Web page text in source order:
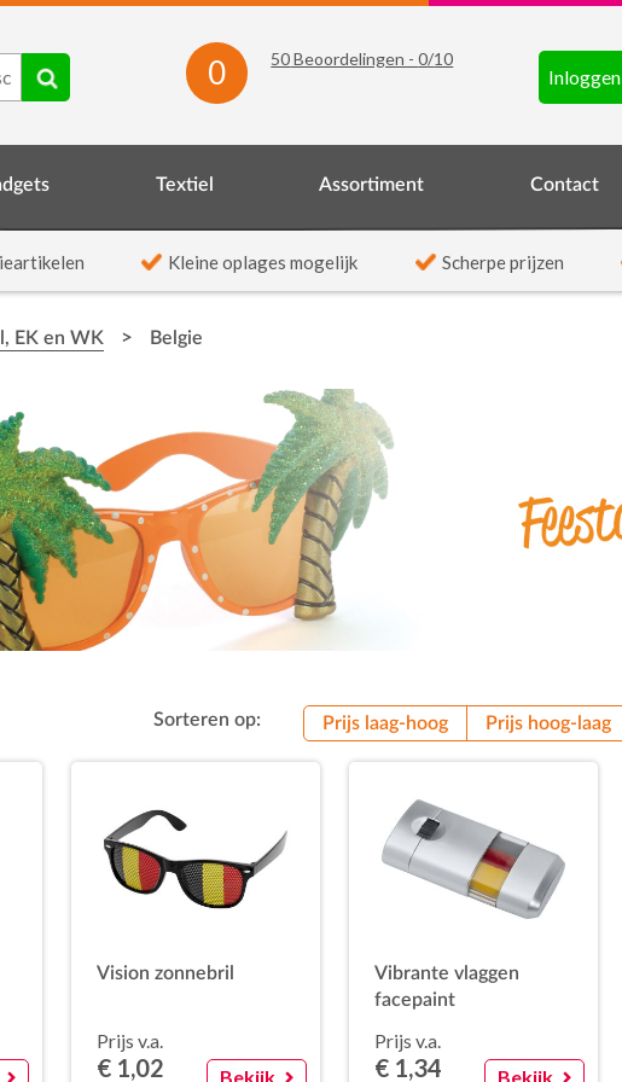
Inloggen
0 50Beoordelingen -0/10
Textiel Assortiment Contact
Kleine oplages mogelijk Scherpe prijzen
EK en WK > Belgie
Sorteren op: Prijs laag-hoog Prijs hoog-laag
Vision zonnebril
Prijs v.a.
€ 1,02 Bekijk
Vibrante vlaggen
facepaint
Prijs v.a.
€ 1,34 Bekijk